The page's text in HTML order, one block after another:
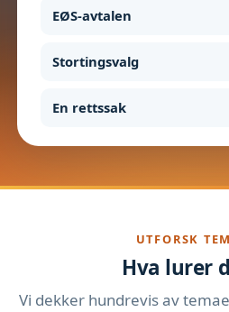
EØS-avtalen
Stortingsvalg
En rettssak
UTFORSK
Hva lurer
Vi dekker hundrevis av